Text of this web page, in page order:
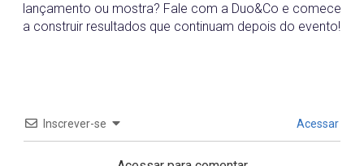
lançamento ou mostra? Fale com a Duo&Co e comece
a construir resultados que continuam depois do evento!
Inscrever-se Acessar